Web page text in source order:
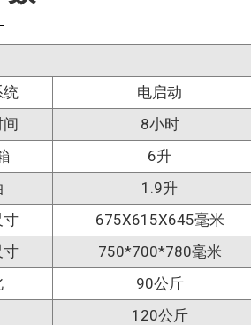
统
电启动
8小时
6升
1.9升
寸
675X615X645毫米
寸
750*700*780毫米
90公斤
120公斤